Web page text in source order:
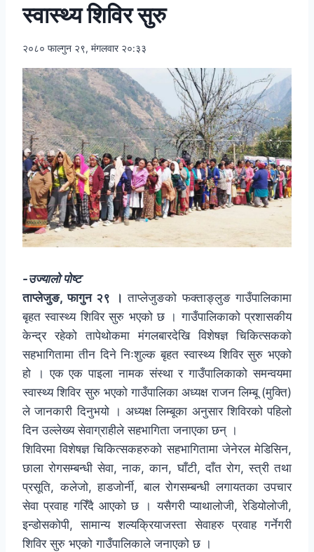
स्वास्थ्य शिविर सुरु
२०८० फाल्गुन २९, मंगलवार २०:३३
-उज्यालो पोष्ट
ताप्लेजुङ, फागुन २९ । ताप्लेजुङको फक्ताङ्लुङ गाउँपालिकामा
बृहत स्वास्थ्य शिविर सुरु भएको छ । गाउँपालिकाको प्रशासकीय
केन्द्र रहेको तापेथोकमा मंगलबारदेखि विशेषज्ञ चिकित्सकको
सहभागितामा तीन दिने निःशुल्क बृहत स्वास्थ्य शिविर सुरु भएको
हो । एक एक पाइला नामक संस्था र गाउँपालिकाको समन्वयमा
स्वास्थ्य शिविर सुरु भएको गाउँपालिका अध्यक्ष राजन लिम्बू (मुक्ति)
ले जानकारी दिनुभयो । अध्यक्ष लिम्बूका अनुसार शिविरको पहिलो
दिन उल्लेख्य सेवाग्राहीले सहभागिता जनाएका छन् ।
शिविरमा विशेषज्ञ चिकित्सकहरुको सहभागितामा जेनेरल मेडिसिन,
छाला रोगसम्बन्धी सेवा, नाक, कान, घाँटी, दाँत रोग, स्त्री तथा
प्रसूति, कलेजो, हाडजोर्नी, बाल रोगसम्बन्धी लगायतका उपचार
सेवा प्रवाह गरिँदै आएको छ । यसैगरी प्याथालोजी, रेडियोलोजी,
इन्डोसकोपी, सामान्य शल्यक्रियाजस्ता सेवाहरु प्रवाह गर्नेगरी
शिविर सुरु भएको गाउँपालिकाले जनाएको छ ।